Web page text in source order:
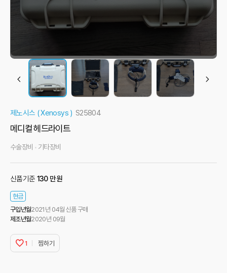
제노시스 ( Xenosys ) S25804
메디컬 헤드라이트
수술장비 기타장비
신품기준 130 만원
현금
구입년월2021년 04월 신품 구매
제조년월2020년 09월
1 찜하기